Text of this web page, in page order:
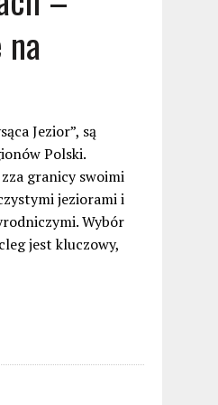
Jezior”, są
Polski.
granicy swoimi
jeziorami i
Wybór
jest kluczowy,